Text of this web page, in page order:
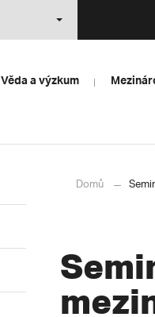
Věda a výzkum
Domů